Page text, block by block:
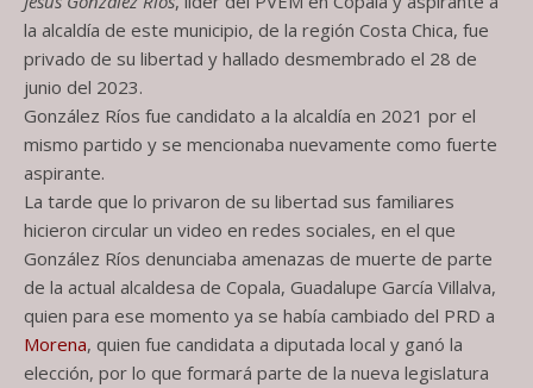
la alcaldía de este municipio, de la región Costa Chica, fue
privado de su libertad y hallado desmembrado el 28 de
junio del 2023.
González Ríos fue candidato a la alcaldía en 2021 por el
mismo partido y se mencionaba nuevamente como fuerte
aspirante.
La tarde que lo privaron de su libertad sus familiares
hicieron circular un video en redes sociales, en el que
González Ríos denunciaba amenazas de muerte de parte
de la actual alcaldesa de Copala, Guadalupe García Villalva,
quien para ese momento ya se había cambiado del PRD a
Morena, quien fue candidata a diputada local y ganó la
elección, por lo que formará parte de la nueva legislatura